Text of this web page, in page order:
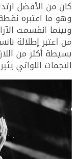
كان من الأفضل
وهو ما اعتبره
وبينما انقسمت
من اعتبر إطلالة
بسيطة أكثر من
النجمات اللواتي